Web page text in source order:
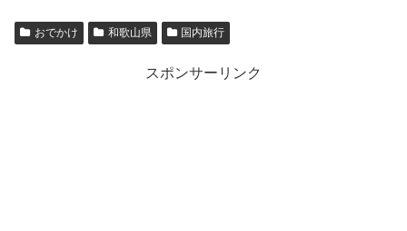
おでかけ 和歌山県 国内旅行
スポンサーリンク